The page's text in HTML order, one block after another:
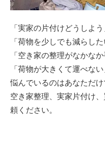
「実家の片付けどうしよう
「荷物を少しでも減らした
「空き家の整理がなかな
「荷物が大きくて運べない
悩んでいるのはあなただけ
空き家整理、実家片付け
頼ください。